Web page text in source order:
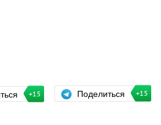
+15 Поделиться +15